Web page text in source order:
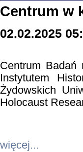
Centrum w
02.02.2025
Centrum Badań
Instytutem
Żydowskich
Holocaust
więcej...